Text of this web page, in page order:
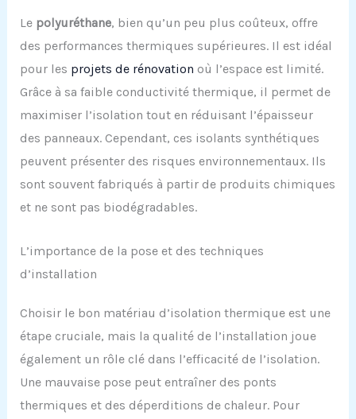
Le polyuréthane, bien qu’un peu plus coûteux, offre
des performances thermiques supérieures. Il est idéal
pour les projets de rénovation où l’espace est limité.
Grâce à sa faible conductivité thermique, il permet de
maximiser l’isolation tout en réduisant l’épaisseur
des panneaux. Cependant, ces isolants synthétiques
peuvent présenter des risques environnementaux. Ils
sont souvent fabriqués à partir de produits chimiques
et ne sont pas biodégradables.
L’importance de la pose et des techniques
d’installation
Choisir le bon matériau d’isolation thermique est une
étape cruciale, mais la qualité de l’installation joue
également un rôle clé dans l’efficacité de l’isolation.
Une mauvaise pose peut entraîner des ponts
thermiques et des déperditions de chaleur. Pour